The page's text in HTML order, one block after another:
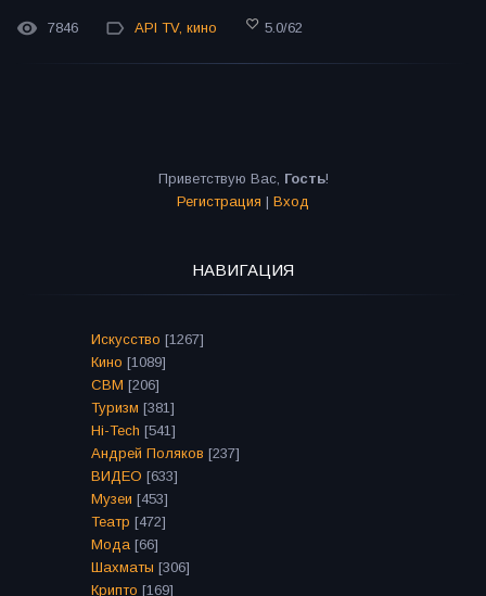
7846 API TV, кино 5.0/62
Приветствую Вас, Гость!
Регистрация | Вход
НАВИГАЦИЯ
Искусство [1267]
Кино [1089]
СВМ [206]
Туризм [381]
Hi-Tech [541]
Андрей Поляков [237]
ВИДЕО [633]
Музеи [453]
Театр [472]
Мода [66]
Шахматы [306]
Крипто [169]